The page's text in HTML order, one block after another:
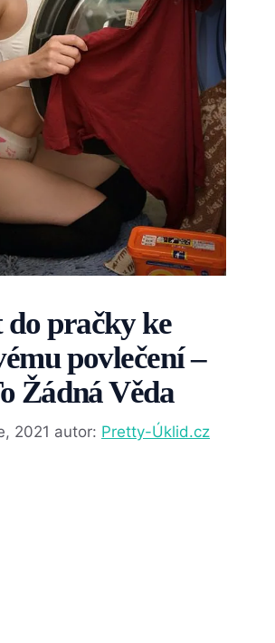
do pračky ke
povlečení –
Žádná Věda
2021 autor: Pretty-Úklid.cz